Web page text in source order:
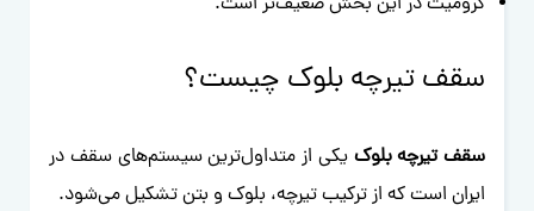
سقف تیرچه بلوک چیست؟
سقف تیرچه بلوک یکی از متداول‌ترین سیستم‌های سقف در
ایران است که از ترکیب تیرچه، بلوک و بتن تشکیل می‌شود.